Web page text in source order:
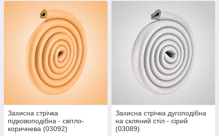
Захисна стрічка
підковоподібна - світло-
коричнева (03092)
Захисна стрічка дугоподібна
на скляний стіл - сірий
(03089)